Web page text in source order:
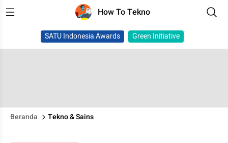
How To Tekno
SATU Indonesia Awards Green Initiative
Beranda Tekno & Sains